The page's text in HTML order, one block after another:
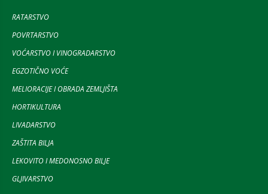
RATARSTVO
POVRTARSTVO
VOĆARSTVO I VINOGRADARSTVO
EGZOTIČNO VOĆE
MELIORACIJE I OBRADA ZEMLJIŠTA
HORTIKULTURA
LIVADARSTVO
ZAŠTITA BILJA
LEKOVITO I MEDONOSNO BILJE
GLJIVARSTVO